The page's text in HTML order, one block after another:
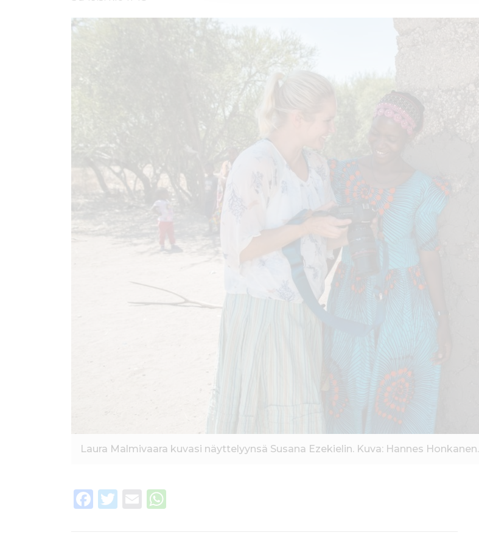
Laura Malmivaara kuvasi näyttelyynsä Susana Ezekielin. Kuva: Hannes Honkanen.
F
T
E